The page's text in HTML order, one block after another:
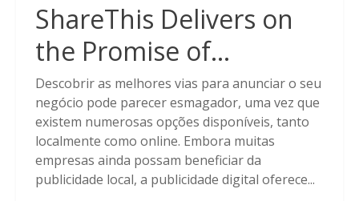
ShareThis Delivers on
the Promise of
Cookieless Data
Solutions
Descobrir as melhores vias para anunciar o seu
negócio pode parecer esmagador, uma vez que
existem numerosas opções disponíveis, tanto
localmente como online. Embora muitas
empresas ainda possam beneficiar da
publicidade local, a publicidade digital oferece...